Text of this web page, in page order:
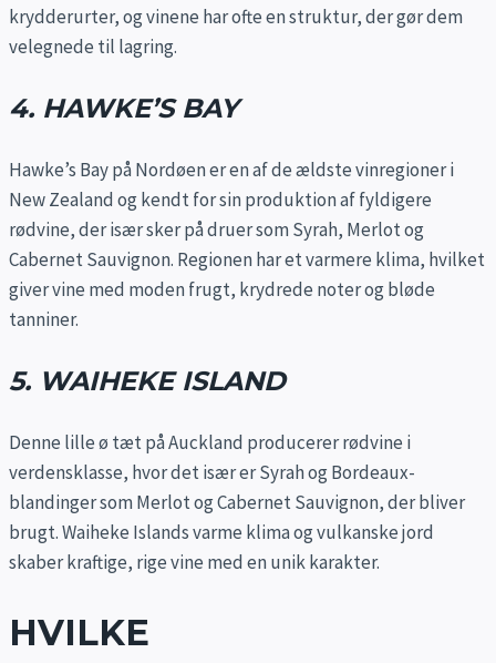
krydderurter, og vinene har ofte en struktur, der gør dem
velegnede til lagring.
4. HAWKE’S BAY
Hawke’s Bay på Nordøen er en af de ældste vinregioner i
New Zealand og kendt for sin produktion af fyldigere
rødvine, der især sker på druer som Syrah, Merlot og
Cabernet Sauvignon. Regionen har et varmere klima, hvilket
giver vine med moden frugt, krydrede noter og bløde
tanniner.
5. WAIHEKE ISLAND
Denne lille ø tæt på Auckland producerer rødvine i
verdensklasse, hvor det især er Syrah og Bordeaux-
blandinger som Merlot og Cabernet Sauvignon, der bliver
brugt. Waiheke Islands varme klima og vulkanske jord
skaber kraftige, rige vine med en unik karakter.
HVILKE